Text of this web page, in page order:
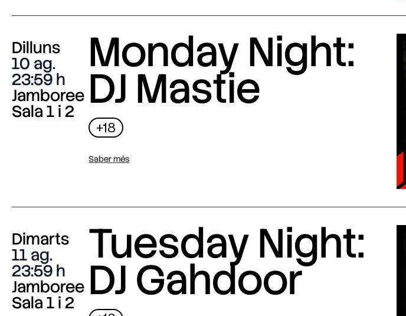
Dilluns
10 ag.
23:59
Jamboree
Sala 1 i 2
Monday Night:
DJ Mastie
+18
Saber més
Dimarts
11 ag.
23:59
Jamboree
Sala 1 i 2
Tuesday Night:
DJ Gahdoor